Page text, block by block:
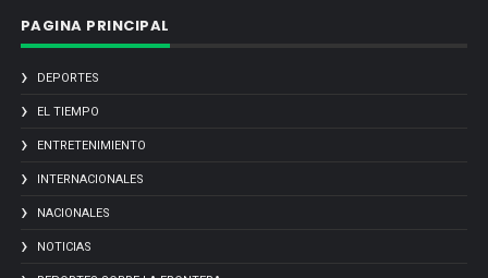
PAGINA PRINCIPAL
DEPORTES
EL TIEMPO
ENTRETENIMIENTO
INTERNACIONALES
NACIONALES
NOTICIAS